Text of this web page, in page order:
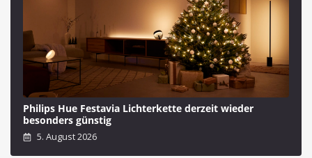
Philips Hue Festavia Lichterkette derzeit wieder
besonders günstig
5. August 2026